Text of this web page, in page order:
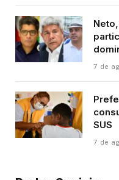
7 de
SUS
7 de